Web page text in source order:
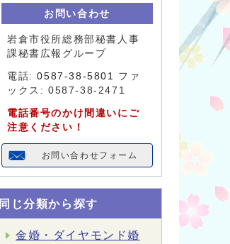
お問い合わせ
岩倉市役所総務部秘書人事
課秘書広報グループ
電話:0587-38-5801 ファ
ックス: 0587-38-2471
電話番号のかけ間違いにご
注意ください！
お問い合わせフォーム
同じ分類から探す
金婚・ダイヤモンド婚